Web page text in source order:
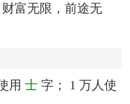
富无限，前途无
用 士 字； 1 万人使